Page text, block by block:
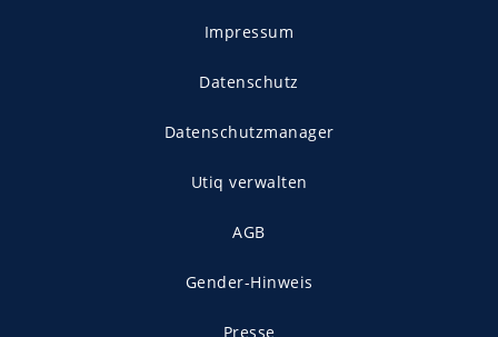
Impressum
Datenschutz
Datenschutzmanager
Utiq verwalten
AGB
Gender-Hinweis
Presse